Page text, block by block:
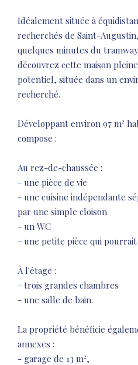
Idéalement située à
recherchés de Saint-
quelques minutes du
découvrez cette maison
potentiel, située dans un
recherché.
Développant environ 97 m²
compose :
Au rez-de-chaussée :
- une pièce de vie
- une cuisine indépendante
par une simple cloison
- un WC
- une petite pièce qui
À l'étage :
- trois grandes chambres
- une salle de bain.
La propriété bénéficie
annexes :
- garage de 13 m²,